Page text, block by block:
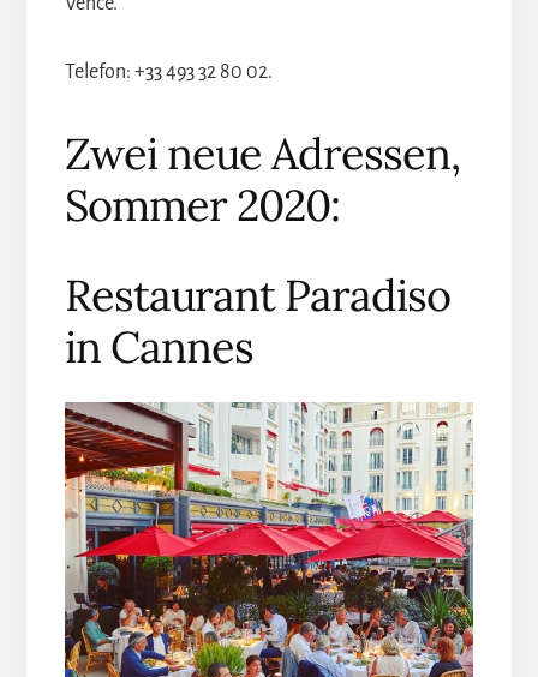
Telefon: +33 493 32 80 02.
Zwei neue Adressen,
Sommer 2020:
Restaurant Paradiso
in Cannes